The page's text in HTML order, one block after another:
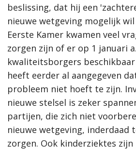
beslissing, dat hij een
nieuwe wetgeving mogelijk
Eerste Kamer kwamen veel
zorgen zijn of er op 1 januari
kwaliteitsborgers beschikbaar
heeft eerder al aangegeven
probleem niet hoeft te zijn.
nieuwe stelsel is zeker
partijen, die zich niet
nieuwe wetgeving, inderdaad
zorgen. Ook kinderziektes